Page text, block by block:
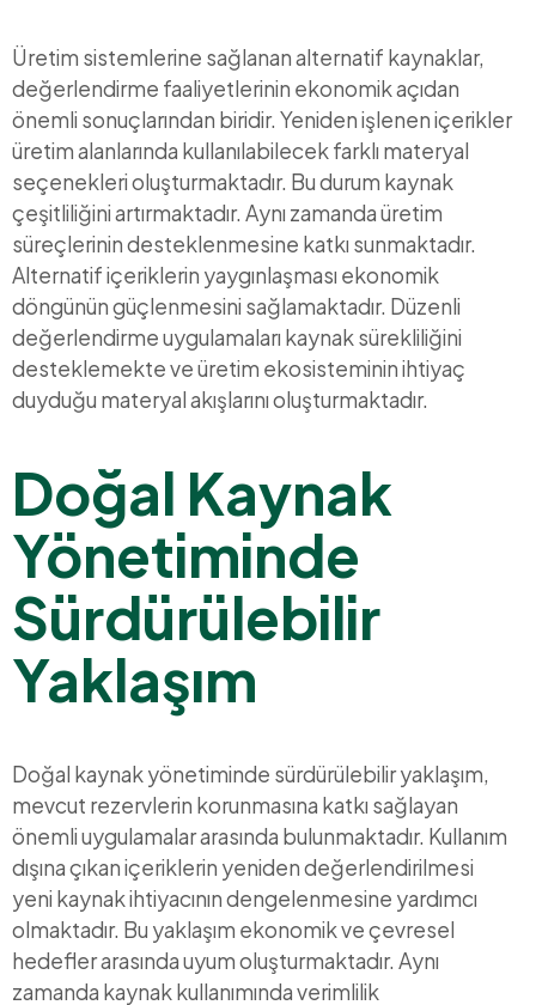
Üretim sistemlerine sağlanan alternatif kaynaklar,
değerlendirme faaliyetlerinin ekonomik açıdan
önemli sonuçlarından biridir. Yeniden işlenen içerikler
üretim alanlarında kullanılabilecek farklı materyal
seçenekleri oluşturmaktadır. Bu durum kaynak
çeşitliliğini artırmaktadır. Aynı zamanda üretim
süreçlerinin desteklenmesine katkı sunmaktadır.
Alternatif içeriklerin yaygınlaşması ekonomik
döngünün güçlenmesini sağlamaktadır. Düzenli
değerlendirme uygulamaları kaynak sürekliliğini
desteklemekte ve üretim ekosisteminin ihtiyaç
duyduğu materyal akışlarını oluşturmaktadır.
Doğal Kaynak
Yönetiminde
Sürdürülebilir
Yaklaşım
Doğal kaynak yönetiminde sürdürülebilir yaklaşım,
mevcut rezervlerin korunmasına katkı sağlayan
önemli uygulamalar arasında bulunmaktadır. Kullanım
dışına çıkan içeriklerin yeniden değerlendirilmesi
yeni kaynak ihtiyacının dengelenmesine yardımcı
olmaktadır. Bu yaklaşım ekonomik ve çevresel
hedefler arasında uyum oluşturmaktadır. Aynı
zamanda kaynak kullanımında verimlilik